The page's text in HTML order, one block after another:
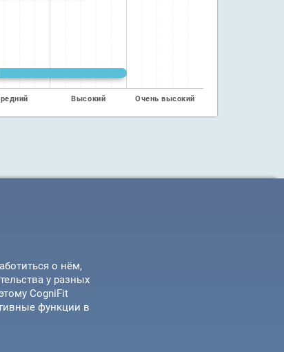
Высокий Очень высокий
о нём,
у разных
CogniFit
функции в